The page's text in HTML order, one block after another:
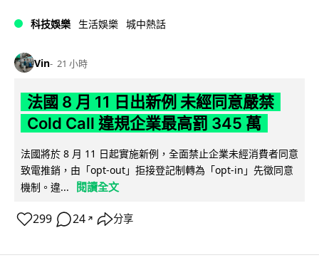
科技娛樂 生活娛樂 城中熱話
Vin 21 小時
法國 8 月 11 日出新例 未經同意嚴禁
Cold Call 違規企業最高罰 345 萬
法國將於 8 月 11 日起實施新例，全面禁止企業未經消費者同意
致電推銷，由「opt-out」拒接登記制轉為「opt-in」先徵同意
機制。違...
閱讀全文
299 24 ↗ 分享